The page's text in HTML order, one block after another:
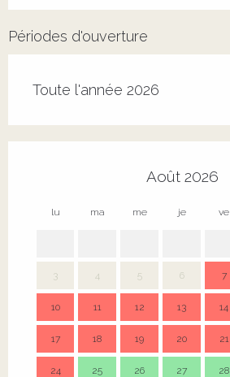
Périodes d'ouverture
Toute l'année 2026
Août 2026
lu ma me je ve
3 4 5 6 7
10 11 12 13 14
17 18 19 20 21
24 25 26 27 28